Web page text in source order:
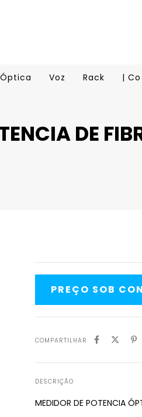
Voz Rack |
DE
COMPARTILHAR
DESCRIÇÃO
MEDIDOR DE POTENCIA